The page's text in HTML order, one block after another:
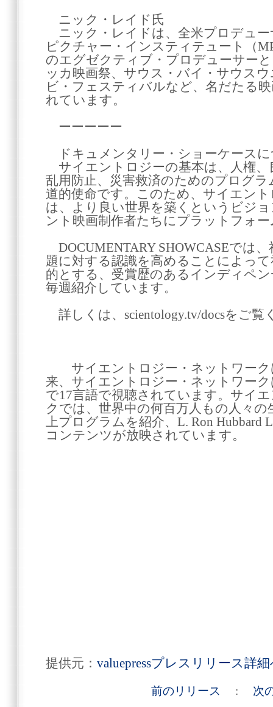
ニック・レイド氏
ニック・レイドは、全米プロデュー
ピクチャー・インスティテュート（
のエグゼクティブ・プロデューサー
ッカ映画祭、サウス・バイ・サウス
ビ・フェスティバルなど、名だたる
れています。
ーーーーー
ドキュメンタリー・ショーケース
サイエントロジーの基本は、人権、
乱用防止、災害救済のためのプログ
道的使命です。このため、サイエン
は、より良い世界を築くというビジ
ント映画制作者たちにプラットフォ
DOCUMENTARY SHOWCASEでは
題に対する認識を高めることによっ
的とする、受賞歴のあるインディペ
毎週紹介しています。
詳しくは、scientology.tv/docsをご覧
サイエントロジー・ネットワーク
来、サイエントロジー・ネットワー
で17言語で視聴されています。サイ
クでは、世界中の何百万人もの人々
上プログラムを紹介、L. Ron Hubbard
コンテンツが放映されています。
提供元： valuepressプレスリリース詳
前のリリース : 次